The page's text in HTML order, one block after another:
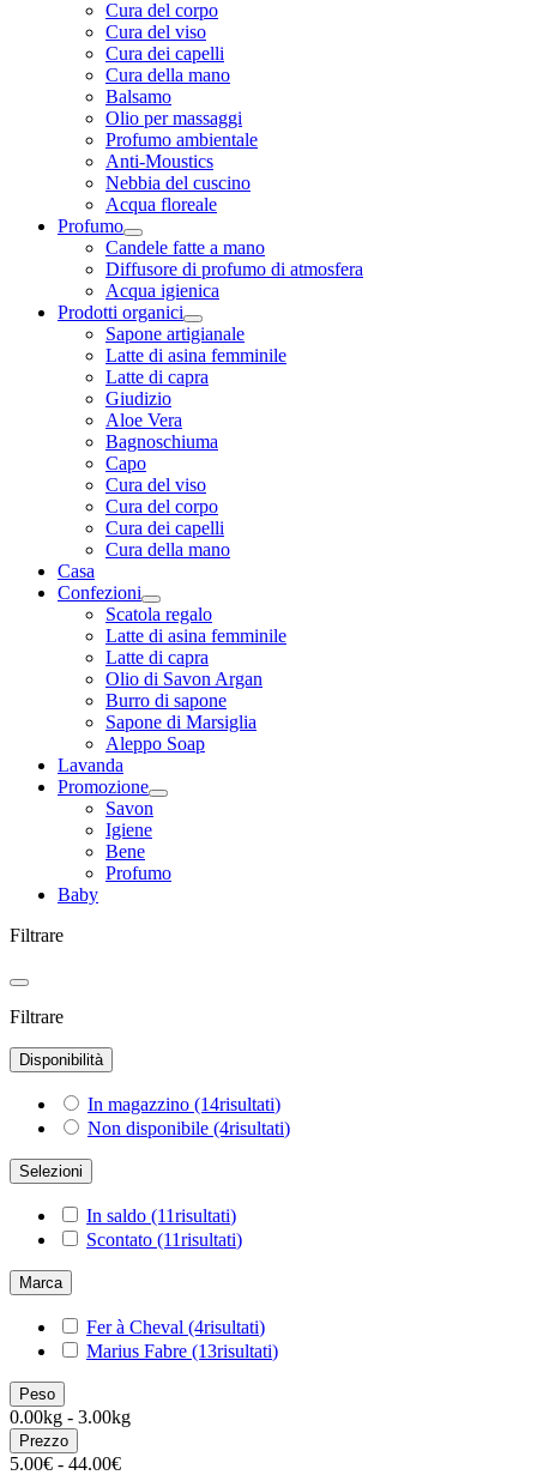
Cura del corpo
Cura del viso
Cura dei capelli
Cura della mano
Balsamo
Olio per massaggi
Profumo ambientale
Anti-Moustics
Nebbia del cuscino
Acqua floreale
Profumo
Candele fatte a mano
Diffusore di profumo di atmosfera
Acqua igienica
Prodotti organici
Sapone artigianale
Latte di asina femminile
Latte di capra
Giudizio
Aloe Vera
Bagnoschiuma
Capo
Cura del viso
Cura del corpo
Cura dei capelli
Cura della mano
Casa
Confezioni
Scatola regalo
Latte di asina femminile
Latte di capra
Olio di Savon Argan
Burro di sapone
Sapone di Marsiglia
Aleppo Soap
Lavanda
Promozione
Savon
Igiene
Bene
Profumo
Baby
Filtrare
Filtrare
Disponibilità
In magazzino (14risultati)
Non disponibile (4risultati)
Selezioni
In saldo (11risultati)
Scontato (11risultati)
Marca
Fer à Cheval (4risultati)
Marius Fabre (13risultati)
Peso
0.00kg - 3.00kg
Prezzo
5.00€ - 44.00€